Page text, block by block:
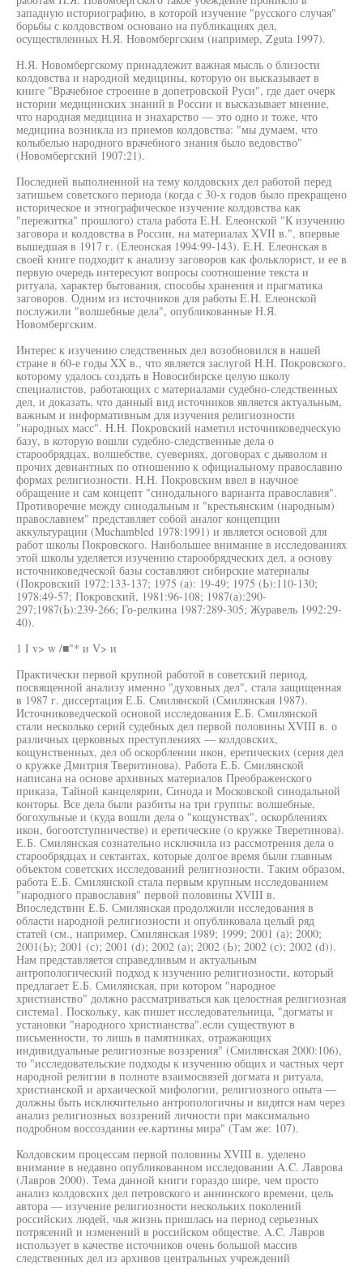
западную историографию, в которой изучение "русского случая"
борьбы с колдовством основано на публикациях дел,
осуществленных Н.Я. Новомбергским (например, Zguta 1997).
Н.Я. Новомбергскому принадлежит важная мысль о близости
колдовства и народной медицины, которую он высказывает в
книге "Врачебное строение в допетровской Руси", где дает очерк
истории медицинских знаний в России и высказывает мнение,
что народная медицина и знахарство — это одно и тоже, что
медицина возникла из приемов колдовства: "мы думаем, что
колыбелью народного врачебного знания было ведовство"
(Новомбергский 1907:21).
Последней выполненной на тему колдовских дел работой перед
затишьем советского периода (когда с 30-х годов было прекращено
историческое и этнографическое изучение колдовства как
"пережитка" прошлого) стала работа E.H. Елеонской "К изучению
заговора и колдовства в России, на материалах XVII в.", впервые
вышедшая в 1917 г. (Елеонская 1994:99-143). E.H. Елеонская в
своей книге подходит к анализу заговоров как фольклорист, и ее в
первую очередь интересуют вопросы соотношение текста и
ритуала, характер бытования, способы хранения и прагматика
заговоров. Одним из источников для работы E.H. Елеонской
послужили "волшебные дела", опубликованные Н.Я.
Новомбергским.
Интерес к изучению следственных дел возобновился в нашей
стране в 60-е годы XX в., что является заслугой H.H. Покровского,
которому удалось создать в Новосибирске целую школу
специалистов, работающих с материалами судебно-следственных
дел, и доказать, что данный вид источников является актуальным,
важным и информативным для изучения религиозности
"народных масс". H.H. Покровский наметил источниковедческую
базу, в которую вошли судебно-следственные дела о
старообрядцах, волшебстве, суевериях, договорах с дьяволом и
прочих девиантных по отношению к официальному православию
формах религиозности. H.H. Покровским ввел в научное
обращение и сам концепт "синодального варианта православия".
Противоречие между синодальным и "крестьянским (народным)
православием" представляет собой аналог концепции
аккультурации (Muchambled 1978:1991) и является основой для
работ школы Покровского. Наибольшее внимание в исследованиях
этой школы уделяется изучению старообрядческих дел, а основу
источниковедческой базы составляют сибирские материалы
(Покровский 1972:133-137; 1975 (а): 19-49; 1975 (Ь):110-130;
1978:49-57; Покровский, 1981:96-108; 1987(а):290-
297;1987(Ь):239-266; Го-релкина 1987:289-305; Журавель 1992:29-
40).
1 I v> w /■"* и V> и
Практически первой крупной работой в советский период,
посвященной анализу именно "духовных дел", стала защищенная
в 1987 г. диссертация Е.Б. Смилянской (Смилянская 1987).
Источниковедческой основой исследования Е.Б. Смилянской
стали несколько серий судебных дел первой половины XVIII в. о
различных церковных преступлениях — колдовских,
кощунственных, дел об оскорблении икон, еретических (серия дел
о кружке Дмитрия Тверитинова). Работа Е.Б. Смилянской
написана на основе архивных материалов Преображенского
приказа, Тайной канцелярии, Синода и Московской синодальной
конторы. Все дела были разбиты на три группы: волшебные,
богохульные и (куда вошли дела о "кощунствах", оскорблениях
икон, богоотступничестве) и еретические (о кружке Тверетинова).
Е.Б. Смилянская сознательно исключила из рассмотрения дела о
старообрядцах и сектантах, которые долгое время были главным
объектом советских исследований религиозности. Таким образом,
работа Е.Б. Смилянской стала первым крупным исследованием
"народного православия" первой половины XVIII в.
Впоследствии Е.Б. Смилянская продолжили исследования в
области народной религиозности и опубликовала целый ряд
статей (см., например, Смилянская 1989; 1999; 2001 (а); 2000;
2001(Ь); 2001 (с); 2001 (d); 2002 (а); 2002 (Ь); 2002 (с); 2002 (d)).
Нам представляется справедливым и актуальным
антропологический подход к изучению религиозности, который
предлагает Е.Б. Смилянская, при котором "народное
христианство" должно рассматриваться как целостная религиозная
система1. Поскольку, как пишет исследовательница, "догматы и
установки "народного христианства".если существуют в
письменности, то лишь в памятниках, отражающих
индивидуальные религиозные воззрения" (Смилянская 2000:106),
то "исследовательские подходы к изучению общих и частных черт
народной религии в полноте взаимосвязей догмата и ритуала,
христианской и архаической мифологии, религиозного опыта —
должны быть исключительно антропологичны и видятся нам через
анализ религиозных воззрений личности при максимально
подробном воссоздании ее.картины мира" (Там же: 107).
Колдовским процессам первой половины XVIII в. уделено
внимание в недавно опубликованном исследовании A.C. Лаврова
(Лавров 2000). Тема данной книги гораздо шире, чем просто
анализ колдовских дел петровского и аннинского времени, цель
автора — изучение религиозности нескольких поколений
российских людей, чья жизнь пришлась на период серьезных
потрясений и изменений в российском обществе. A.C. Лавров
использует в качестве источников очень большой массив
следственных дел из архивов центральных учреждений